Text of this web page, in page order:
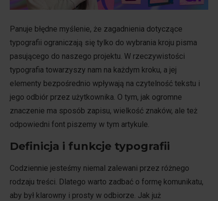
Panuje błędne myślenie, że zagadnienia dotyczące
typografii ograniczają się tylko do wybrania kroju pisma
pasującego do naszego projektu. W rzeczywistości
typografia towarzyszy nam na każdym kroku, a jej
elementy bezpośrednio wpływają na czytelność tekstu i
jego odbiór przez użytkownika. O tym, jak ogromne
znaczenie ma sposób zapisu, wielkość znaków, ale też
odpowiedni font piszemy w tym artykule.
Definicja i funkcje typografii
Codziennie jesteśmy niemal zalewani przez różnego
rodzaju treści. Dlatego warto zadbać o formę komunikatu,
aby był klarowny i prosty w odbiorze. Jak już